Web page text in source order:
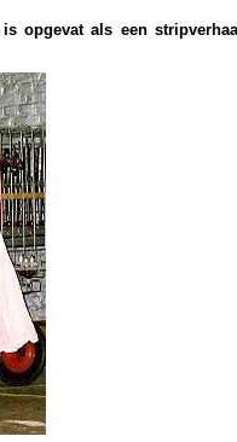
opgevat als een